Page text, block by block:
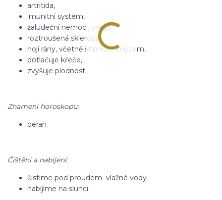
artritida,
imunitní systém,
žaludeční nemoci, vředy,
roztroušená skleróza,
hojí rány, včetně štípnutí hmyzem,
potlačuje křeče,
zvyšuje plodnost.
Znamení horoskopu:
beran
Čištění a nabíjení:
čistíme pod proudem vlažné vody
nabíjíme na slunci